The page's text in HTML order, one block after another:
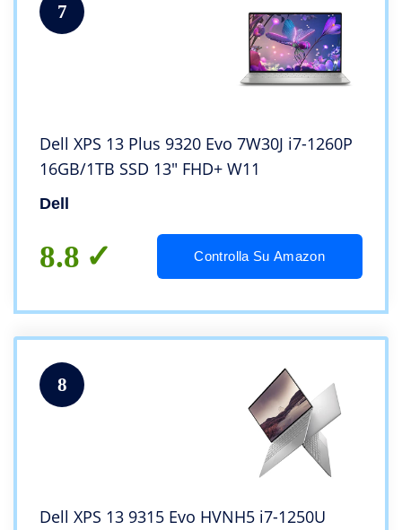
7
Dell XPS 13 Plus 9320 Evo 7W30J i7-1260P
16GB/1TB SSD 13″ FHD+ W11
Dell
8.8 Controlla Su Amazon
8
Dell XPS 13 9315 Evo HVNH5 i7-1250U